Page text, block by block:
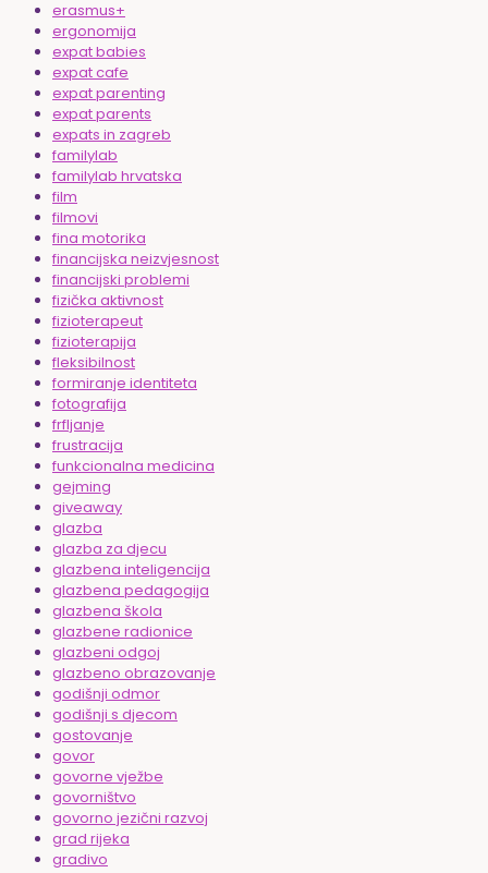
erasmus+
ergonomija
expat babies
expat cafe
expat parenting
expat parents
expats in zagreb
familylab
familylab hrvatska
film
filmovi
fina motorika
financijska neizvjesnost
financijski problemi
fizička aktivnost
fizioterapeut
fizioterapija
fleksibilnost
formiranje identiteta
fotografija
frfljanje
frustracija
funkcionalna medicina
gejming
giveaway
glazba
glazba za djecu
glazbena inteligencija
glazbena pedagogija
glazbena škola
glazbene radionice
glazbeni odgoj
glazbeno obrazovanje
godišnji odmor
godišnji s djecom
gostovanje
govor
govorne vježbe
govorništvo
govorno jezični razvoj
grad rijeka
gradivo